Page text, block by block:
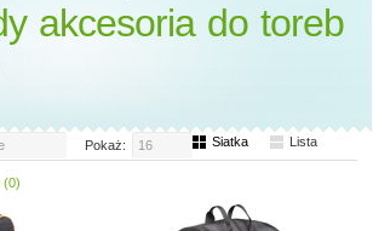
akcesoria do toreb
Pokaż: 16 Siatka Lista
(0)